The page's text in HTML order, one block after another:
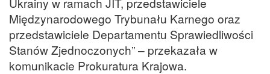
Międzynarodowego Trybunału Karnego oraz
przedstawiciele Departamentu Sprawiedliwości
Stanów Zjednoczonych” – przekazała w
komunikacie Prokuratura Krajowa.